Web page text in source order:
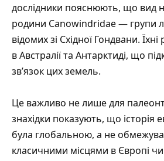
дослідники пояснюють, що вид
родини Canowindridae — групи
відомих зі Східної Гондвани.
в Австралії та Антарктиді, що
зв’язок цих земель.
Це важливо не лише для
знахідки показують, що історія
була глобальною, а не
класичними місцями в Європі чи